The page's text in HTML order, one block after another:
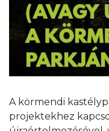
A körmendi
projektekhez